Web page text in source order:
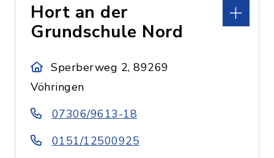
Hort an der
Grundschule Nord
Sperberweg 2, 89269
Vöhringen
07306/9613-18
0151/12500925